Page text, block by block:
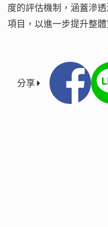
度的評估機制，涵蓋滲
項目，以進一步提升整
分享